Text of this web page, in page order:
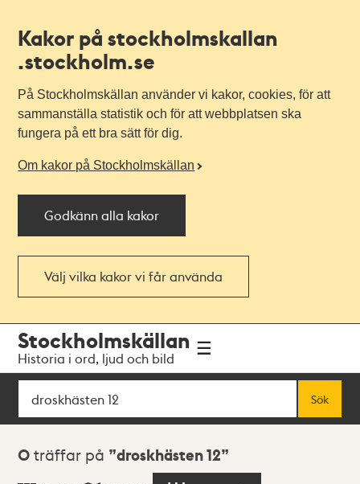
Kakor på stockholmskallan
.stockholm.se
På Stockholmskällan använder vi kakor, cookies, för att
sammanställa statistik och för att webbplatsen ska
fungera på ett bra sätt för dig.
Om kakor på Stockholmskällan
Godkänn alla kakor
Välj vilka kakor vi får använda
navigationen
huvudinnehållet
Stockholmskällan
Historia i ord, ljud och bild
Sök
Sök
Sökresultat
0 träffar på droskhästen 12